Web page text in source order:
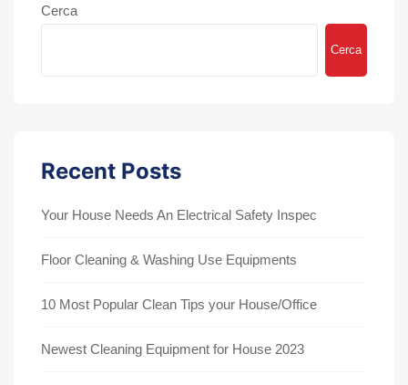
Cerca
Cerca
Recent Posts
Your House Needs An Electrical Safety Inspec
Floor Cleaning & Washing Use Equipments
10 Most Popular Clean Tips your House/Office
Newest Cleaning Equipment for House 2023